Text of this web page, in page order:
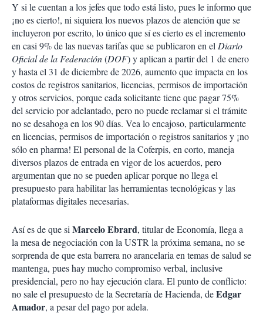
Y si le cuentan a los jefes que todo está listo, pues le informo que
¡no es cierto!, ni siquiera los nuevos plazos de atención que se
incluyeron por escrito, lo único que sí es cierto es el incremento
en casi 9% de las nuevas tarifas que se publicaron en el Diario
Oficial de la Federación(DOF) y aplican a partir del 1 de enero
y hasta el 31 de diciembre de 2026, aumento que impacta en los
costos de registros sanitarios, licencias, permisos de importación
y otros servicios, porque cada solicitante tiene que pagar 75%
del servicio por adelantado, pero no puede reclamar si el trámite
no se desahoga en los 90 días. Vea lo encajoso, particularmente
en licencias, permisos de importación o registros sanitarios y ¡no
sólo en pharma! El personal de la Coferpis, en corto, maneja
diversos plazos de entrada en vigor de los acuerdos, pero
argumentan que no se pueden aplicar porque no llega el
presupuesto para habilitar las herramientas tecnológicas y las
plataformas digitales necesarias.
Así es de que si Marcelo Ebrard, titular de Economía, llega a
la mesa de negociación con la USTR la próxima semana, no se
sorprenda de que esta barrera no arancelaria en temas de salud se
mantenga, pues hay mucho compromiso verbal, inclusive
presidencial, pero no hay ejecución clara. El punto de conflicto:
no sale el presupuesto de la Secretaría de Hacienda, deEdgar
Amador, a pesar del pago por adela.